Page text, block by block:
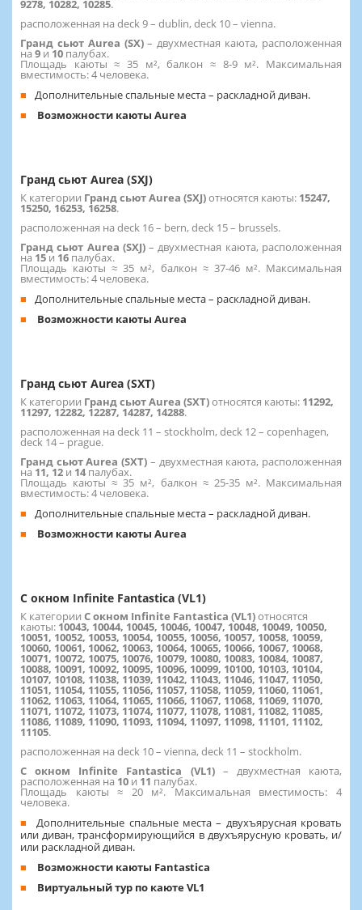
9278, 10282, 10285.
расположенная на deck 9 – dublin, deck 10 – vienna.
Гранд сьют Aurea (SX)– двухместная каюта, расположенная
на 9 и10 палубах.
Площадь каюты ≈ 35 м², балкон ≈ 8-9 м². Максимальная
вместимость: 4 человека.
Дополнительные спальные места – раскладной диван.
Возможности каюты Aurea
Гранд сьют Aurea (SXJ)
К категории Гранд сьют Aurea (SXJ)относятся каюты: 15247,
15250, 16253, 16258.
расположенная на deck 16 – bern, deck 15 – brussels.
Гранд сьют Aurea (SXJ)– двухместная каюта, расположенная
на 15и 16 палубах.
Площадь каюты ≈ 35 м², балкон ≈ 37-46 м². Максимальная
вместимость: 4 человека.
Дополнительные спальные места – раскладной диван.
Возможности каюты Aurea
Гранд сьют Aurea (SXT)
К категории Гранд сьют Aurea (SXT)относятся каюты: 11292,
11297, 12282, 12287, 14287, 14288.
расположенная на deck 11 – stockholm, deck 12 – copenhagen,
deck 14 – prague.
Гранд сьют Aurea (SXT) – двухместная каюта, расположенная
на 11, 12 и 14палубах.
Площадь каюты ≈ 35 м², балкон ≈ 25-35 м². Максимальная
вместимость: 4 человека.
Дополнительные спальные места – раскладной диван.
Возможности каюты Aurea
С окном Infinite Fantastica (VL1)
К категории С окном Infinite Fantastica (VL1)относятся
каюты: 10043, 10044, 10045, 10046, 10047, 10048, 10049, 10050,
10051, 10052, 10053, 10054, 10055, 10056, 10057, 10058, 10059,
10060, 10061, 10062, 10063, 10064, 10065, 10066, 10067, 10068,
10071, 10072, 10075, 10076, 10079, 10080, 10083, 10084, 10087,
10088, 10091, 10092, 10095, 10096, 10099, 10100, 10103, 10104,
10107, 10108, 11038, 11039, 11042, 11043, 11046, 11047, 11050,
11051, 11054, 11055, 11056, 11057, 11058, 11059, 11060, 11061,
11062, 11063, 11064, 11065, 11066, 11067, 11068, 11069, 11070,
11071, 11072, 11073, 11074, 11077, 11078, 11081, 11082, 11085,
11086, 11089, 11090, 11093, 11094, 11097, 11098, 11101, 11102,
11105.
расположенная на deck 10 – vienna, deck 11 – stockholm.
С окном Infinite Fantastica (VL1) – двухместная каюта,
расположенная на 10 и 11 палубах.
Площадь каюты ≈ 20 м². Максимальная вместимость: 4
человека.
Дополнительные спальные места – двухъярусная кровать
или диван, трансформирующийся в двухъярусную кровать, и/
или раскладной диван.
Возможности каюты Fantastica
Виртуальный тур по каюте VL1